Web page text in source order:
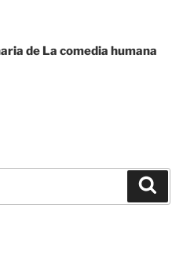
de La comedia humana